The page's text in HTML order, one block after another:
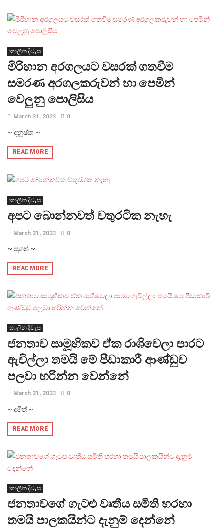
කාලීන දිවැස
මිරිහාන අරගලයට වසරක් ගතවීම
සමරණ අරගලකරුවන් හා පෙමින්
වෙලුනු පොලිසිය
March 31, 2023 0
~ දනුෂ්ක ~
READ MORE
කාලීන දිවැස
අපට බොන්නවත් වතුරටික නැහැ
March 31, 2023 0
~ සුගත් ~
READ MORE
කාලීන දිවැස
ජනතාව සාමූහිකව ඒක රාශිවෙලා පාරට
ඇවිල්ලා තමයි මේ පීඩාකාරී ආණ්ඩුව
පලවා හරින්න වෙන්නේ
March 31, 2023 0
~ දමිත් ~
READ MORE
කාලීන දිවැස
ජනතාවගේ ගැටළු වෘතීය සමිති හරහා
තමයි පාලකයින්ට දැනුම් දෙන්නේ